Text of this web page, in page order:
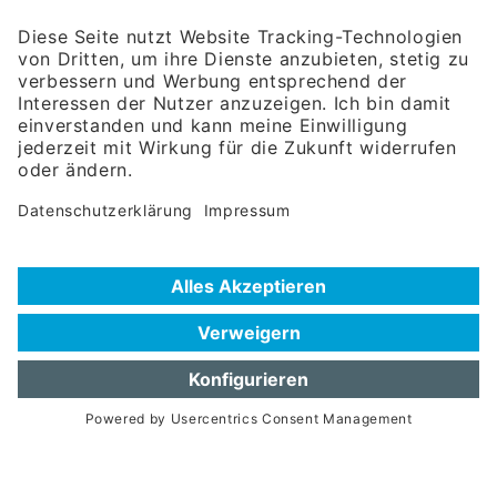
Rosenheimer Str. 143C
81671 München
Tel:+49 180 5949260
(Festnetz 14 ct/min, Mobil max. 42 ct/min)
Hotline
Datenschutzerklärung
Nutzungsbedingungen
Häufig gestellte Fragen (FAQ)